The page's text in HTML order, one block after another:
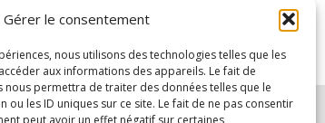
Gérer le consentement
nous utilisons des technologies telles que les
aux informations des appareils. Le fait de
nous permettra de traiter des données telles que le
ou les ID uniques sur ce site. Le fait de ne pas consentir
peut avoir un effet négatif sur certaines
armé, contre notre siège, au 16